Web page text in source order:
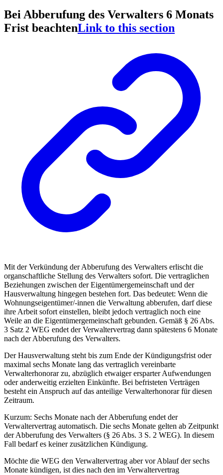
Bei Abberufung des Verwalters 6 Monats
Frist beachtenLink to this section
Mit der Verkündung der Abberufung des Verwalters erlischt die
organschaftliche Stellung des Verwalters sofort. Die vertraglichen
Beziehungen zwischen der Eigentümergemeinschaft und der
Hausverwaltung hingegen bestehen fort. Das bedeutet: Wenn die
Wohnungseigentümer/-innen die Verwaltung abberufen, darf diese
ihre Arbeit sofort einstellen, bleibt jedoch vertraglich noch eine
Weile an die Eigentümergemeinschaft gebunden. Gemäß § 26 Abs.
3 Satz 2 WEG endet der Verwaltervertrag dann spätestens 6 Monate
nach der Abberufung des Verwalters.
Der Hausverwaltung steht bis zum Ende der Kündigungsfrist oder
maximal sechs Monate lang das vertraglich vereinbarte
Verwalterhonorar zu, abzüglich etwaiger ersparter Aufwendungen
oder anderweitig erzielten Einkünfte. Bei befristeten Verträgen
besteht ein Anspruch auf das anteilige Verwalterhonorar für diesen
Zeitraum.
Kurzum: Sechs Monate nach der Abberufung endet der
Verwaltervertrag automatisch. Die sechs Monate gelten ab Zeitpunkt
der Abberufung des Verwalters (§ 26 Abs. 3 S. 2 WEG). In diesem
Fall bedarf es keiner zusätzlichen Kündigung.
Möchte die WEG den Verwaltervertrag aber vor Ablauf der sechs
Monate kündigen, ist dies nach den im Verwaltervertrag